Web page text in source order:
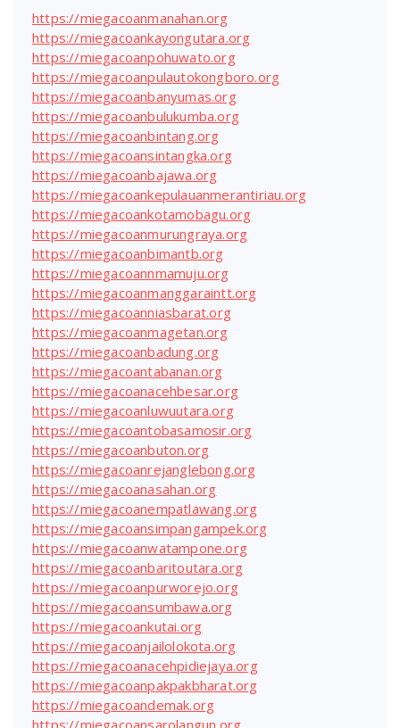
https://miegacoanmanahan.org
https://miegacoankayongutara.org
https://miegacoanpohuwato.org
https://miegacoanpulautokongboro.org
https://miegacoanbanyumas.org
https://miegacoanbulukumba.org
https://miegacoanbintang.org
https://miegacoansintangka.org
https://miegacoanbajawa.org
https://miegacoankepulauanmerantiriau.org
https://miegacoankotamobagu.org
https://miegacoanmurungraya.org
https://miegacoanbimantb.org
https://miegacoannmamuju.org
https://miegacoanmanggaraintt.org
https://miegacoanniasbarat.org
https://miegacoanmagetan.org
https://miegacoanbadung.org
https://miegacoantabanan.org
https://miegacoanacehbesar.org
https://miegacoanluwuutara.org
https://miegacoantobasamosir.org
https://miegacoanbuton.org
https://miegacoanrejanglebong.org
https://miegacoanasahan.org
https://miegacoanempatlawang.org
https://miegacoansimpangampek.org
https://miegacoanwatampone.org
https://miegacoanbaritoutara.org
https://miegacoanpurworejo.org
https://miegacoansumbawa.org
https://miegacoankutai.org
https://miegacoanjailolokota.org
https://miegacoanacehpidiejaya.org
https://miegacoanpakpakbharat.org
https://miegacoandemak.org